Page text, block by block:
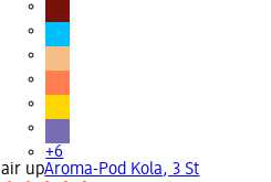
+6
air upAroma-Pod Kola, 3 St